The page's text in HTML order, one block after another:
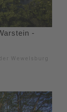
-
Wewelsburg